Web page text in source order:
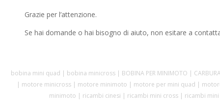
Grazie per l’attenzione.
Se hai domande o hai bisogno di aiuto, non esitare a
bobina mini quad | bobina minicross | BOBINA PER MINIMOTO |
| motore minicross | motore minimoto | motore per mini quad |
minimoto | ricambi cinesi | ricambi mini cross | ricambi